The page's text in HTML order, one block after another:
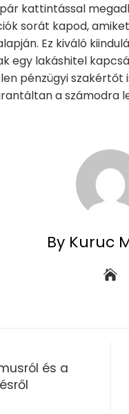
kattintással
sorát kapod,
Ez kiváló
egy lakáshitel
pénzügyi
a
By Kuruc
és a